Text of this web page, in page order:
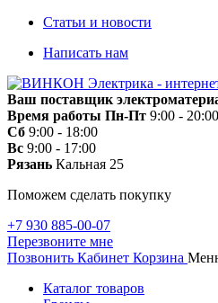
Статьи и новости
Написать нам
Ваш поставщик
Время работы Пн-Пт 9:00 - 20:00
Сб 9:00 - 18:00
Вс 9:00 - 17:00
Рязань Кальная 25
Поможем сделать покупку
+7 930 885-00-07
Перезвоните мне
Позвонить Кабинет Корзина
Каталог товаров